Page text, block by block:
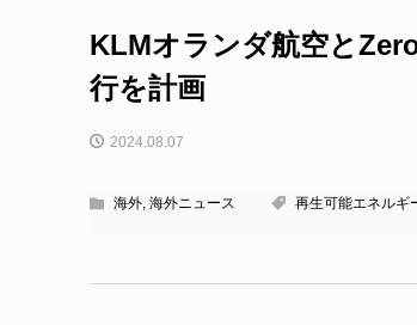
KLMオランダ航空と
行を計画
2024.08.07
海外, 海外ニュース 再生可能エネルギ